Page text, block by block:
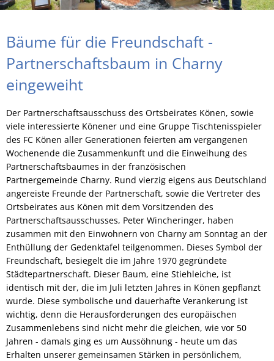
Bäume für die Freundschaft -
Partnerschaftsbaum in Charny
eingeweiht
Der Partnerschaftsausschuss des Ortsbeirates Könen, sowie
viele interessierte Könener und eine Gruppe Tischtenisspieler
des FC Könen aller Generationen feierten am vergangenen
Wochenende die Zusammenkunft und die Einweihung des
Partnerschaftsbaumes in der französischen
Partnergemeinde Charny. Rund vierzig eigens aus Deutschland
angereiste Freunde der Partnerschaft, sowie die Vertreter des
Ortsbeirates aus Könen mit dem Vorsitzenden des
Partnerschaftsausschusses, Peter Wincheringer, haben
zusammen mit den Einwohnern von Charny am Sonntag an der
Enthüllung der Gedenktafel teilgenommen. Dieses Symbol der
Freundschaft, besiegelt die im Jahre 1970 gegründete
Städtepartnerschaft. Dieser Baum, eine Stiehleiche, ist
identisch mit der, die im Juli letzten Jahres in Könen gepflanzt
wurde. Diese symbolische und dauerhafte Verankerung ist
wichtig, denn die Herausforderungen des europäischen
Zusammenlebens sind nicht mehr die gleichen, wie vor 50
Jahren - damals ging es um Aussöhnung - heute um das
Erhalten unserer gemeinsamen Stärken in persönlichem,